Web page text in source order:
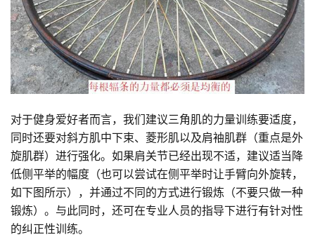
对于健身爱好者而言，我们建议三角肌的力量训练要适度，
同时还要对斜方肌中下束、菱形肌以及肩袖肌群（重点是外
旋肌群）进行强化。如果肩关节已经出现不适，建议适当降
低侧平举的幅度（也可以尝试在侧平举时让手臂向外旋转，
如下图所示），并通过不同的方式进行锻炼（不要只做一种
锻炼）。与此同时，还可在专业人员的指导下进行有针对性
的纠正性训练。